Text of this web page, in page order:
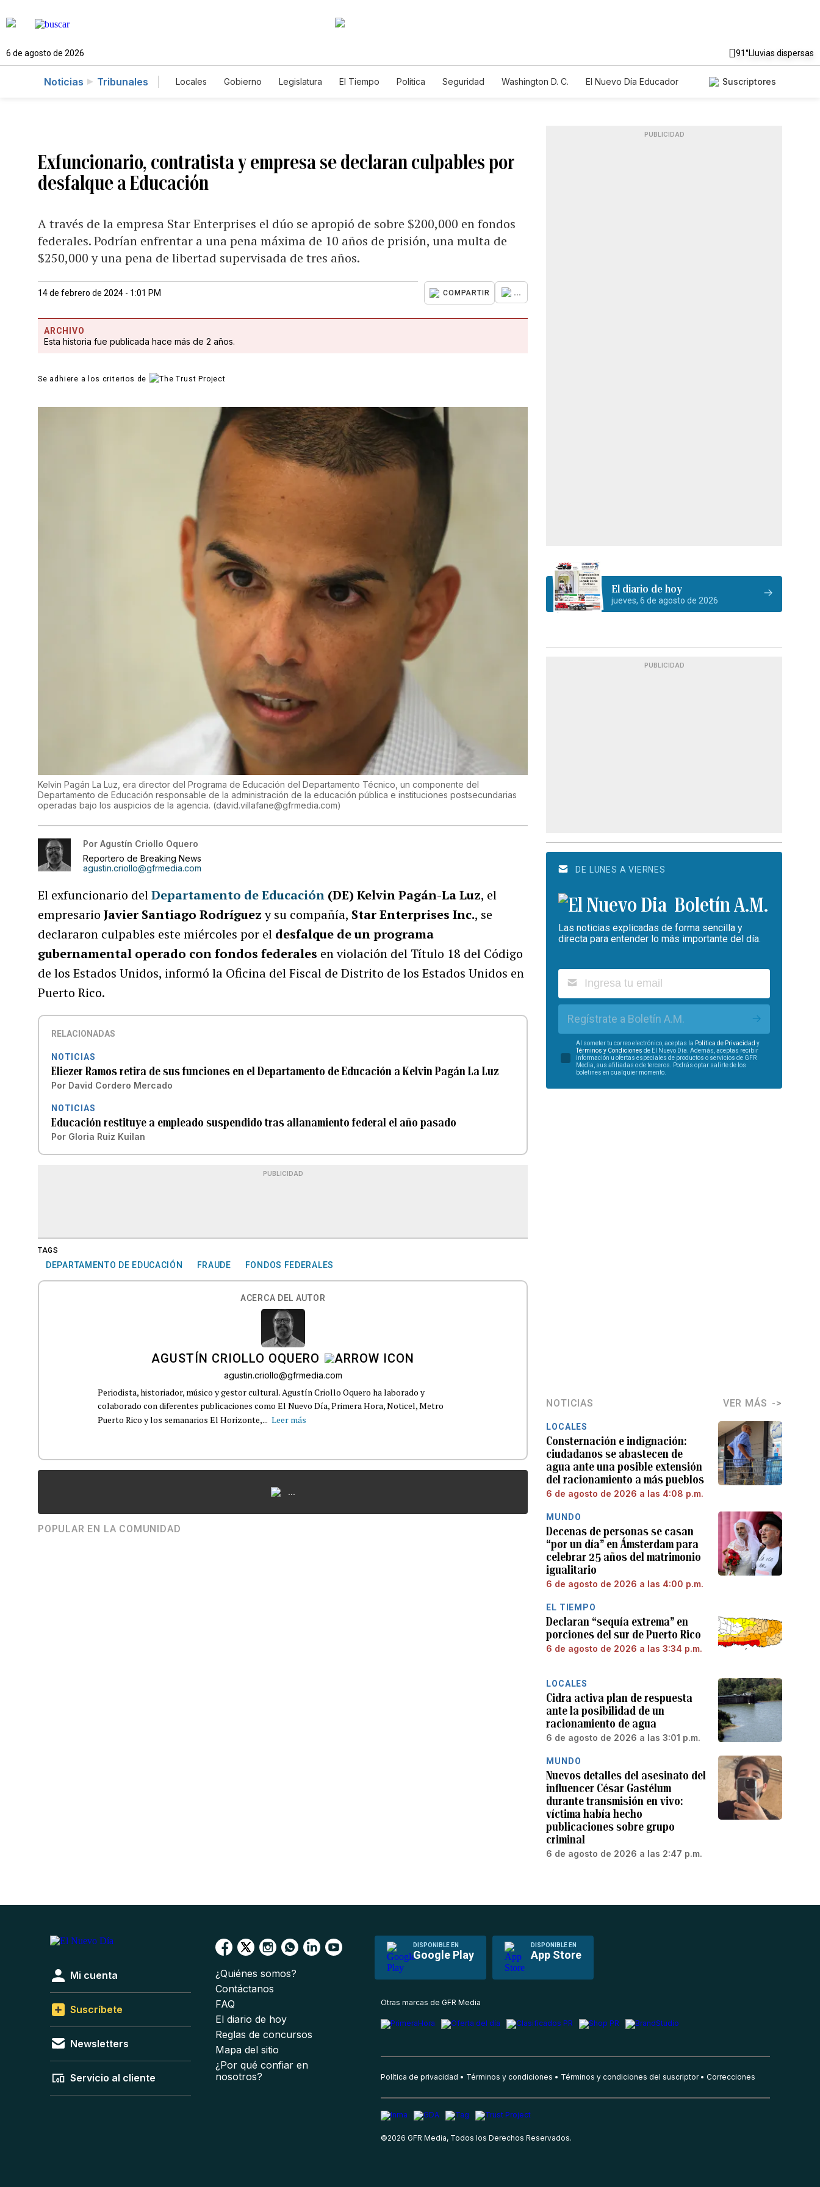
6 de agosto de 2026 91°Lluvias dispersas
Noticias Tribunales Locales Gobierno Legislatura El Tiempo Política Seguridad Washington D. C.
El Nuevo Día Educador
Suscriptores
Exfuncionario, contratista y empresa se declaran culpables por
desfalque a Educación
A través de la empresa Star Enterprises el dúo se apropió de sobre $200,000 en fondos
federales. Podrían enfrentar a una pena máxima de 10 años de prisión, una multa de
$250,000 y una pena de libertad supervisada de tres años.
14 de febrero de 2024 - 1:01 PM COMPARTIR ...
ARCHIVO
Esta historia fue publicada hace más de 2 años.
Se adhiere a los criterios de
Kelvin Pagán La Luz, era director del Programa de Educación del Departamento Técnico, un componente del
Departamento de Educación responsable de la administración de la educación pública e instituciones postsecundarias
operadas bajo los auspicios de la agencia. (david.villafane@gfrmedia.com)
Por Agustín Criollo Oquero
Reportero de Breaking News
agustin.criollo@gfrmedia.com
El exfuncionario delDepartamento de Educación (DE) Kelvin Pagán-La Luz, el
empresarioJavier Santiago Rodríguezy su compañía, Star Enterprises Inc., se
declararon culpables este miércoles por el desfalque de un programa
gubernamental operado con fondos federales en violación del Título 18 del Código
de los Estados Unidos, informó la Oficina del Fiscal de Distrito de los Estados Unidos en
Puerto Rico.
RELACIONADAS
NOTICIAS
Eliezer Ramos retira de sus funciones en el Departamento de Educación a Kelvin Pagán La Luz
Por David Cordero Mercado
NOTICIAS
Educación restituye a empleado suspendido tras allanamiento federal el año pasado
Por Gloria Ruiz Kuilan
PUBLICIDAD
TAGS
DEPARTAMENTO DE EDUCACIÓN FRAUDE FONDOS FEDERALES
ACERCA DEL AUTOR
AGUSTÍN CRIOLLO OQUERO
agustin.criollo@gfrmedia.com
Periodista, historiador, músico y gestor cultural. Agustín Criollo Oquero ha laborado y
colaborado con diferentes publicaciones como El Nuevo Día, Primera Hora, Noticel, Metro
Puerto Rico y los semanarios El Horizonte,... Leer más
...
POPULAR EN LA COMUNIDAD
PUBLICIDAD
El diario de hoy
jueves, 6 de agosto de 2026
PUBLICIDAD
DE LUNES A VIERNES
Boletín A.M.
Las noticias explicadas de forma sencilla y
directa para entender lo más importante del día.
Regístrate a Boletín A.M.
Al someter tu correo electrónico, aceptas la Política de Privacidad y
Términos y Condiciones de El Nuevo Día. Además, aceptas recibir
información u ofertas especiales de productos o servicios de GFR
Media, sus afiliadas o de terceros. Podrás optar salirte de los
boletines en cualquier momento.
NOTICIAS VER MÁS
LOCALES
Consternación e indignación:
ciudadanos se abastecen de
agua ante una posible extensión
del racionamiento a más pueblos
6 de agosto de 2026 a las 4:08 p.m.
MUNDO
Decenas de personas se casan
“por un día” en Ámsterdam para
celebrar 25 años del matrimonio
igualitario
6 de agosto de 2026 a las 4:00 p.m.
EL TIEMPO
Declaran “sequía extrema” en
porciones del sur de Puerto Rico
6 de agosto de 2026 a las 3:34 p.m.
LOCALES
Cidra activa plan de respuesta
ante la posibilidad de un
racionamiento de agua
6 de agosto de 2026 a las 3:01 p.m.
MUNDO
Nuevos detalles del asesinato del
influencer César Gastélum
durante transmisión en vivo:
víctima había hecho
publicaciones sobre grupo
criminal
6 de agosto de 2026 a las 2:47 p.m.
DISPONIBLE EN
Google Play
DISPONIBLE EN
App Store
Mi cuenta
Suscríbete
Newsletters
Servicio al cliente
¿Quiénes somos?
Contáctanos
FAQ
El diario de hoy
Reglas de concursos
Mapa del sitio
¿Por qué confiar en
nosotros?
Otras marcas de GFR Media
Política de privacidad Términos y condiciones Términos y condiciones del suscriptor Correcciones
©2026 GFR Media, Todos los Derechos Reservados.